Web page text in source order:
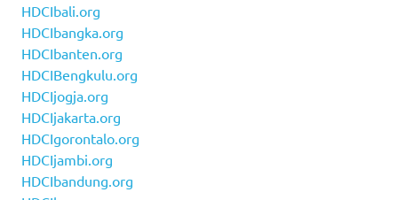
HDCIbali.org
HDCIbangka.org
HDCIbanten.org
HDCIBengkulu.org
HDCIjogja.org
HDCIjakarta.org
HDCIgorontalo.org
HDCIjambi.org
HDCIbandung.org